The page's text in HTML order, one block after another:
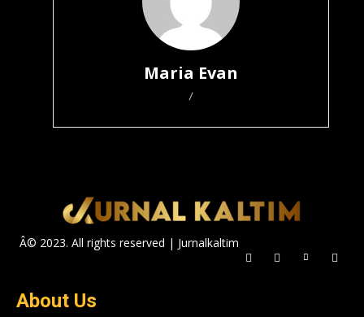
Maria Evan
/
Â© 2023. All rights reserved | Jurnalkaltim
About Us